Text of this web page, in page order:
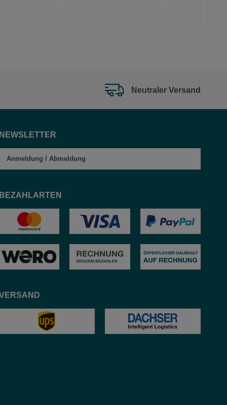
Neutraler Versand
NEWSLETTER
Anmeldung / Abmeldung
BEZAHLARTEN